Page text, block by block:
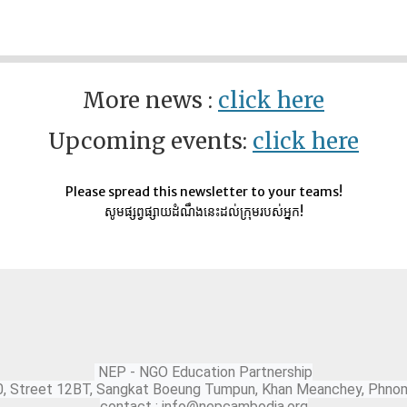
More news : click here
Upcoming events: click here
Please spread this newsletter to your teams!
សូមផ្សព្វផ្សាយដំណឹងនេះដល់ក្រុមរបស់អ្នក!
NEP - NGO Education Partnership
Street 12BT, Sangkat Boeung Tumpun, Khan Meanchey,